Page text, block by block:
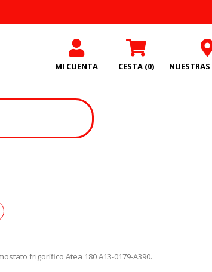
MI CUENTA CESTA (0)
frigorífico Atea 180 A13-0179-A390.